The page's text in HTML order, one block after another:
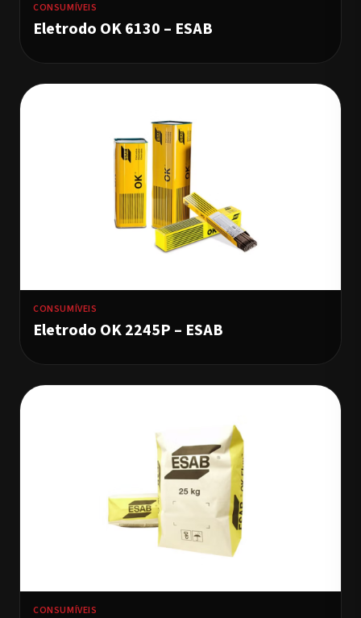
CONSUMÍVEIS
Eletrodo OK 6130 – ESAB
CONSUMÍVEIS
Eletrodo OK 2245P – ESAB
CONSUMÍVEIS